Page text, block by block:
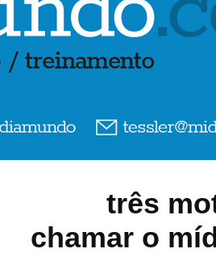
três
chamar o